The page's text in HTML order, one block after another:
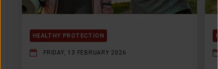
HEALTHY PROTECTION
FRIDAY, 13 FEBRUARY 2026